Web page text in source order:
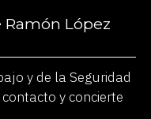
López
y de la Seguridad
y concierte